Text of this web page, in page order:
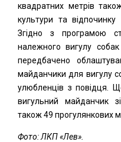
квадратних метрів
культури та відпочинку
Згідно з програмою
належного вигулу
передбачено
майданчики для вигулу
улюбленців з повідця.
вигульний майданчик
також 49 прогулянкових
Фото: ЛКП «Лев».